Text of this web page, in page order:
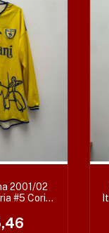
2001/02
#5 Corini